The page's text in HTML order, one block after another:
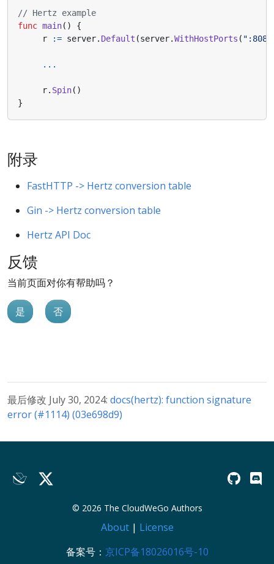
// Hertz example
func main()
{
r
:= server. Default (server.WithHostPorts (
...
r. Spin()
}
附录
FastHTTP -> Hertz conversion table
Gin -> Hertz conversion table
Hertz API Doc
反馈
当前页面对你有帮助吗？
是 否
最后修改 July 30, 2024: docs(hertz): function signature
error (#1114) (03e698d9)
© 2026 The CloudWeGo Authors
About| License
备案号： 京ICP备18026016号-10